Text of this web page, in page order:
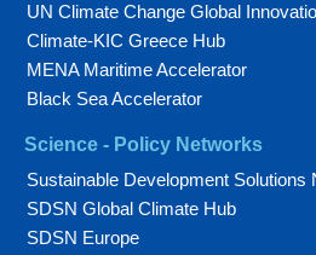
UN Climate Change Global
Climate-KIC Greece Hub
MENA Maritime Accelerator
Black Sea Accelerator
Science - Policy Networks
Sustainable Development Solutions
SDSN Global Climate Hub
SDSN Europe